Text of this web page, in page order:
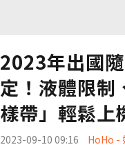
2023年出國
定！液體限制
樣帶」輕鬆上
2023-09-10 09:16 HoHo -